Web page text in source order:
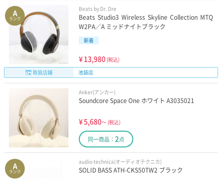
A
ランク
Beats by Dr. Dre
Beats Studio3 Wireless Skyline Collection MTQ
W2PA／A ミッドナイトブラック
新着
¥13,980 (税込)
取扱店舗
池袋店
Anker(アンカー)
Soundcore Space One ホワイト A3035021
¥5,680～ (税込)
同一商品： 2点
A
ランク
audio-technica(オーディオテクニカ)
SOLID BASS ATH-CKS50TW2 ブラック